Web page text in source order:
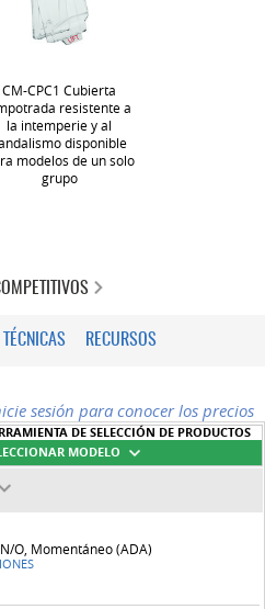
CM-CPC1 Cubierta
resistente a
la intemperie y al
disponible
modelos de un solo
grupo
RECURSOS
sesión para conocer los precios
DE SELECCIÓN DE PRODUCTOS
MODELO
O, Momentáneo (ADA)